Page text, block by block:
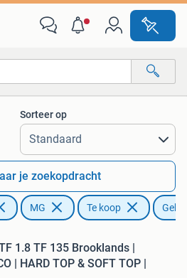
afstanden…
Sorteer op
je zoekopdracht
MG Te koop
1.8 TF 135 Brooklands |
| HARD TOP & SOFT TOP |